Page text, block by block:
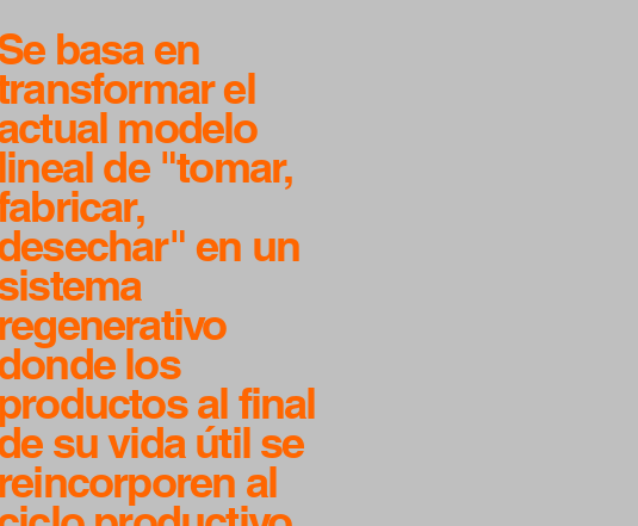
basa en
el
modelo
lineal de "tomar,
en un
regenerativo
los
productos al final
su vida útil se
reincorporen al